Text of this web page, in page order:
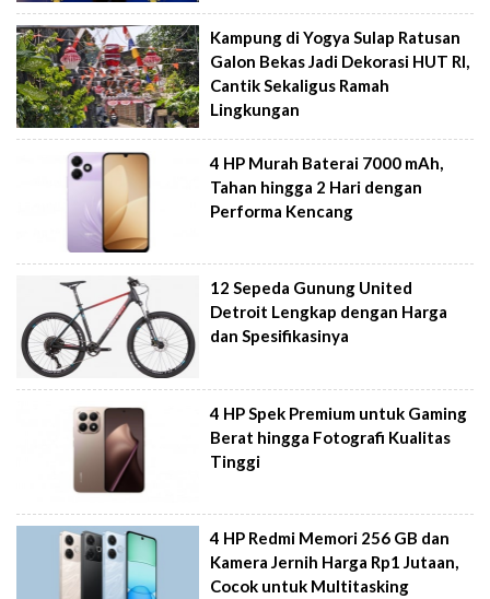
Kampung di Yogya Sulap Ratusan
Galon Bekas Jadi Dekorasi HUT RI,
Cantik Sekaligus Ramah
Lingkungan
4 HP Murah Baterai 7000 mAh,
Tahan hingga 2 Hari dengan
Performa Kencang
12 Sepeda Gunung United
Detroit Lengkap dengan Harga
dan Spesifikasinya
4 HP Spek Premium untuk Gaming
Berat hingga Fotografi Kualitas
Tinggi
4 HP Redmi Memori 256 GB dan
Kamera Jernih Harga Rp1 Jutaan,
Cocok untuk Multitasking